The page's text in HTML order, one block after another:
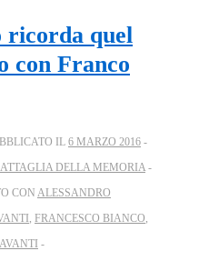
ricorda quel
con Franco
IL 6 MARZO 2016
DELLA MEMORIA
CON ALESSANDRO
, FRANCESCO BIANCO,